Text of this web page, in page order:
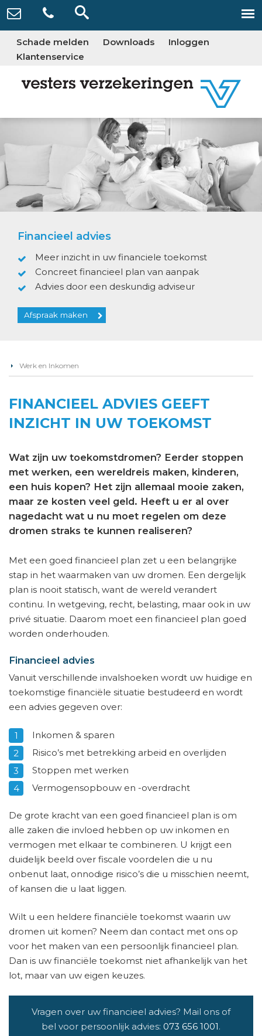
Schade melden Downloads
Inloggen
Klantenservice
Financieel advies
Meer inzicht in uw financiele toekomst
Concreet financieel plan van aanpak
Advies door een deskundig adviseur
Afspraak maken
Werk en Inkomen
FINANCIEEL ADVIES GEEFT
INZICHT IN UW TOEKOMST
Wat zijn uw toekomstdromen? Eerder stoppen
met werken, een wereldreis maken, kinderen,
een huis kopen? Het zijn allemaal mooie zaken,
maar ze kosten veel geld. Heeft u er al over
nagedacht wat u nu moet regelen om deze
dromen straks te kunnen realiseren?
Met een goed financieel plan zet u een belangrijke
stap in het waarmaken van uw dromen. Een dergelijk
plan is nooit statisch, want de wereld verandert
continu. In wetgeving, recht, belasting, maar ook in uw
privé situatie. Daarom moet een financieel plan goed
worden onderhouden.
Financieel advies
Vanuit verschillende invalshoeken wordt uw huidige en
toekomstige financiële situatie bestudeerd en wordt
een advies gegeven over:
Inkomen & sparen
Risico’s met betrekking arbeid en overlijden
Stoppen met werken
Vermogensopbouw en -overdracht
De grote kracht van een goed financieel plan is om
alle zaken die invloed hebben op uw inkomen en
vermogen met elkaar te combineren. U krijgt een
duidelijk beeld over fiscale voordelen die u nu
onbenut laat, onnodige risico’s die u misschien neemt,
of kansen die u laat liggen.
Wilt u een heldere financiële toekomst waarin uw
dromen uit komen? Neem dan contact met ons op
voor het maken van een persoonlijk financieel plan.
Dan is uw financiële toekomst niet afhankelijk van het
lot, maar van uw eigen keuzes.
Vragen over uw financieel advies? Mail ons of
bel voor persoonlijk advies: 073 656 1001.